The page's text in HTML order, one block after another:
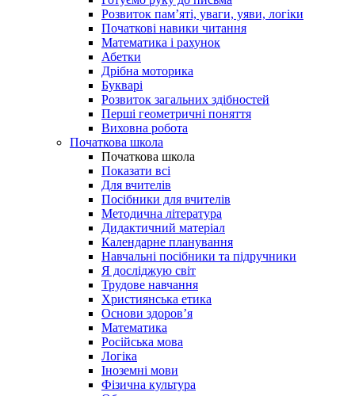
Розвиток пам’яті, уваги, уяви, логіки
Початкові навики читання
Математика і рахунок
Абетки
Дрібна моторика
Букварі
Розвиток загальних здібностей
Перші геометричні поняття
Виховна робота
Початкова школа
Початкова школа
Показати всі
Для вчителів
Посібники для вчителів
Методична література
Дидактичний матеріал
Календарне планування
Навчальні посібники та підручники
Я досліджую світ
Трудове навчання
Християнська етика
Основи здоров’я
Математика
Російська мова
Логіка
Іноземні мови
Фізична культура